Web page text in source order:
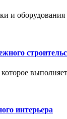
и
интерьера